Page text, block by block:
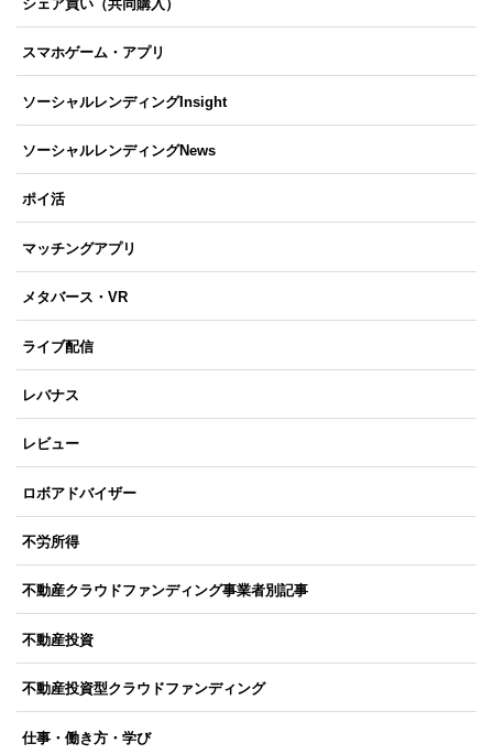
シェア買い（共同購入）
スマホゲーム・アプリ
ソーシャルレンディングInsight
ソーシャルレンディングNews
ポイ活
マッチングアプリ
メタバース・VR
ライブ配信
レバナス
レビュー
ロボアドバイザー
不労所得
不動産クラウドファンディング事業者別記事
不動産投資
不動産投資型クラウドファンディング
仕事・働き方・学び